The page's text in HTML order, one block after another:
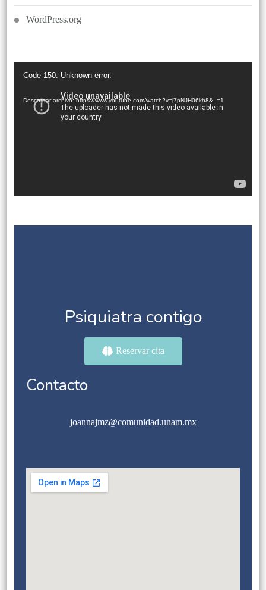
WordPress.org
vídeo
Code 150: Unknown error.
Descargar archivo: https://www.youtube.com/watch?v=j7pNJH06kh8&_=1
Psiquiatra contigo
Reservar cita
Contacto
joannajmz@comunidad.unam.mx